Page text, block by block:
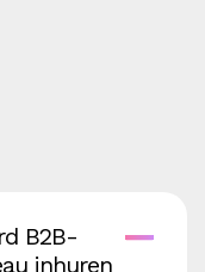
B2B-
inhuren